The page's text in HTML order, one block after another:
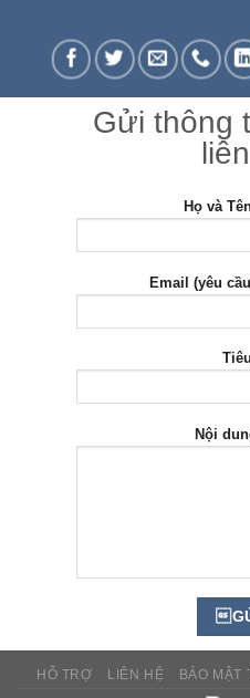
Gửi thông
Họ và
Email (yêu
Nội
HỖ TRỢ LIÊN HỆ BẢO MẬT